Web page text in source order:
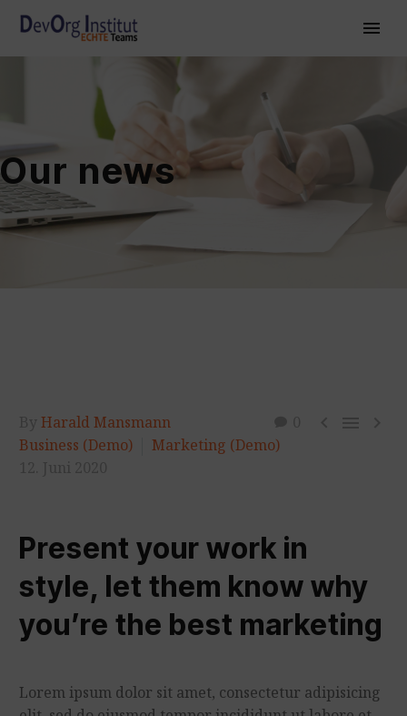
Our news
Harald Mansmann
Business (Demo)
Marketing (Demo)
Present your work in
style, let them know why
you’re the best marketing
Lorem ipsum dolor sit amet, consectetur adipisicing